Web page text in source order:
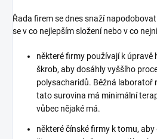
Řada firem se dnes snaží
se v co nejlepším složení nebo v co
některé firmy používají k úpravě
škrob, aby dosáhly vyššího
polysacharidů. Běžná laboratoř
tato surovina má minimální
vůbec nějaké má.
některé čínské firmy k tomu,